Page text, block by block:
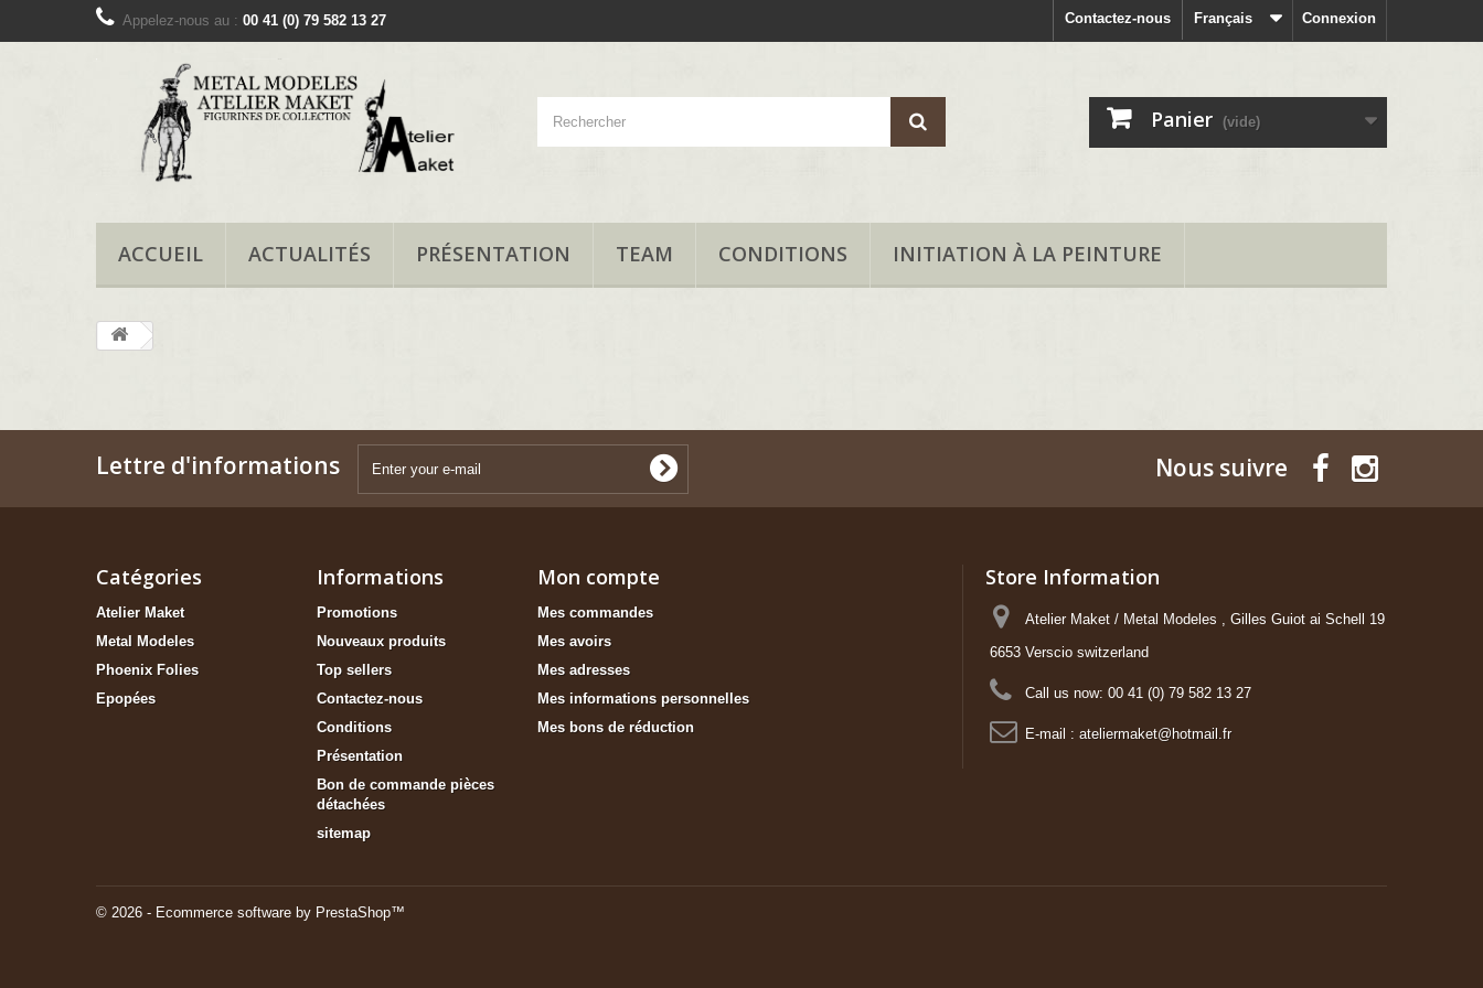
Connexion
Français
Contactez-nous
Appelez-nous au : 00 41 (0) 79 582 13 27
Panier (vide)
ACCUEIL ACTUALITÉS PRÉSENTATION TEAM CONDITIONS INITIATION À LA PEINTURE
Lettre d'informations Nous suivre
Catégories
Atelier Maket
Metal Modeles
Phoenix Folies
Epopées
Informations
Promotions
Nouveaux produits
Top sellers
Contactez-nous
Conditions
Présentation
Bon de commande pièces
détachées
sitemap
© 2026 - Ecommerce software by PrestaShop™
Mon compte
Mes commandes
Mes avoirs
Mes adresses
Mes informations personnelles
Mes bons de réduction
Store Information
Atelier Maket / Metal Modeles , Gilles Guiot ai Schell 19
6653 Verscio switzerland
Call us now: 00 41 (0) 79 582 13 27
E-mail : ateliermaket@hotmail.fr